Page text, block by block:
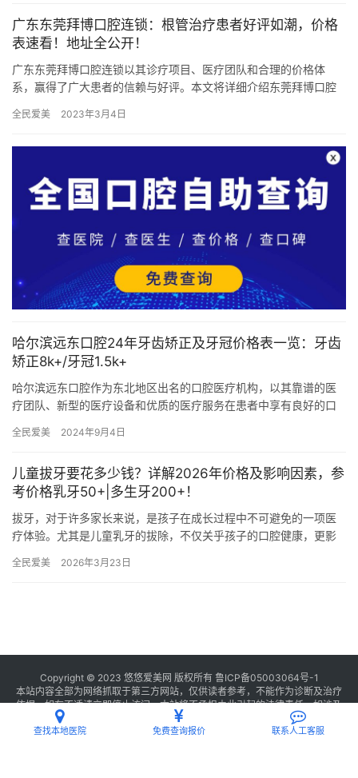
广东东莞拜博口腔连锁：根管治疗患者好评如潮，价格
表速看！地址全公开！
广东东莞拜博口腔连锁以其诊疗项目、医疗团队和合理的价格体
系，赢得了广大患者的信赖与好评。本文将详细介绍东莞拜博口腔
这家医院…
全民爱美 2023年3月4日
哈尔滨远东口腔24年牙齿矫正及牙冠价格表一览：牙齿
矫正8k+/牙冠1.5k+
哈尔滨远东口腔作为东北地区出名的口腔医疗机构，以其靠谱的医
疗团队、新型的医疗设备和优质的医疗服务在患者中享有良好的口
表…
全民爱美 2024年9月4日
儿童拔牙要花多少钱？详解2026年价格及影响因素，参
考价格乳牙50+|多生牙200+！
拔牙，对于许多家长来说，是孩子在成长过程中不可避免的一项医
疗体验。尤其是儿童乳牙的拔除，不仅关乎孩子的口腔健康，更影
少钱呢…
全民爱美 2026年3月23日
Copyright © 2023 悠悠爱美网 版权所有 鲁ICP备05003064号-1
本站内容全部为网络抓取于第三方网站，仅供读者参考，不能作为诊断及治疗
依据，如有不适请立即停止访问，本站将不承担由此引起的法律责任。如涉及
联系我们
查找本地医院 免费查询报价 联系人工客服